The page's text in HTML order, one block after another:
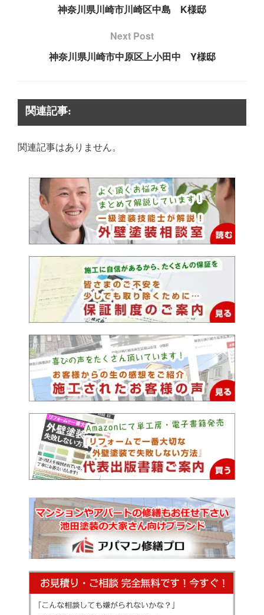
神奈川県川崎市川崎区中島 K様邸
Next Post
神奈川県川崎市中原区上小田中 Y様邸
関連記事:
関連記事はありません。